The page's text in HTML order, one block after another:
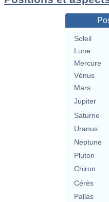
Soleil
Lune
Mercure
Vénus
Mars
Jupiter
Saturne
Uranus
Neptune
Pluton
Chiron
Cérès
Pallas